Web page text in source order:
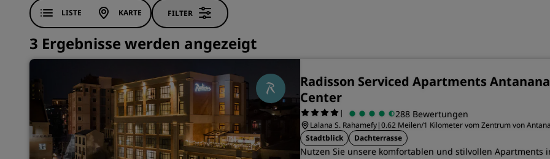
Radisson Hotels App
LISTE KARTE FILTER
3 Ergebnisse werden angezeigt
Radisson Serviced Apartments
Center
| 288 Bewertungen
Lalana S. Rahamefy|0.62 Meilen/1 Kilometer vom Zentrum von
Stadtblick
Dachterrasse
Nutzen Sie unsere komfortablen und stilvollen Apartments